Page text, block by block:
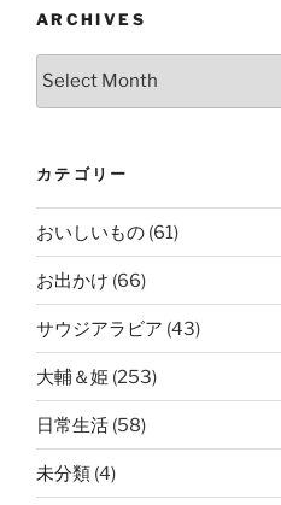
ARCHIVES
Archives
カテゴリー
おいしいもの (61)
お出かけ (66)
サウジアラビア (43)
大輔＆姫 (253)
日常生活 (58)
未分類 (4)